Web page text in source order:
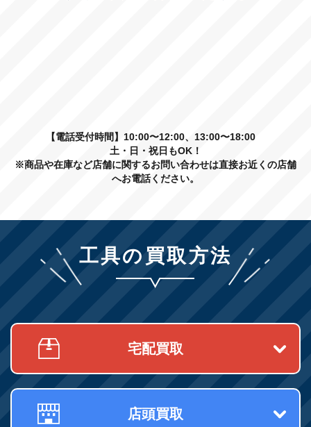
【電話受付時間】10:00〜12:00、13:00〜18:00
土・日・祝日もOK！
※商品や在庫など店舗に関するお問い合わせは直接お近くの店舗
へお電話ください。
工具の買取方法
宅配買取
店頭買取